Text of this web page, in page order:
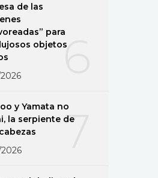
6
de las
para
objetos
7
y Yamata no
la serpiente de